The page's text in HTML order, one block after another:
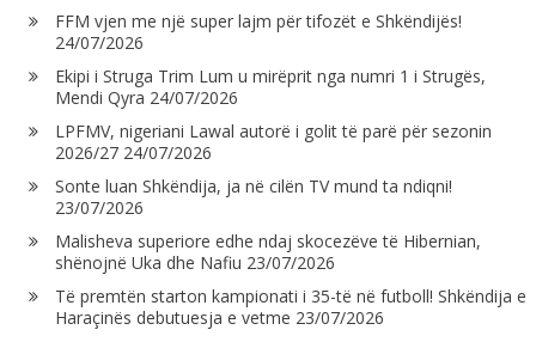
FFM vjen me një super lajm për tifozët e Shkëndijës!
24/07/2026
Ekipi i Struga Trim Lum u mirëprit nga numri 1 i Strugës,
Mendi Qyra 24/07/2026
LPFMV, nigeriani Lawal autorë i golit të parë për sezonin
2026/27 24/07/2026
Sonte luan Shkëndija, ja në cilën TV mund ta ndiqni!
23/07/2026
Malisheva superiore edhe ndaj skocezëve të Hibernian,
shënojnë Uka dhe Nafiu 23/07/2026
Të premtën starton kampionati i 35-të në futboll! Shkëndija e
Haraçinës debutuesja e vetme 23/07/2026